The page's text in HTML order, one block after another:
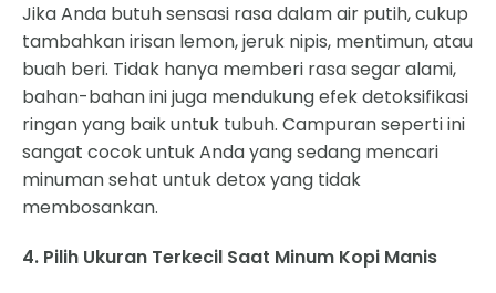
Jika Anda butuh sensasi rasa dalam air putih, cukup
tambahkan irisan lemon, jeruk nipis, mentimun, atau
buah beri. Tidak hanya memberi rasa segar alami,
bahan-bahan ini juga mendukung efek detoksifikasi
ringan yang baik untuk tubuh. Campuran seperti ini
sangat cocok untuk Anda yang sedang mencari
minuman sehat untuk detox yang tidak
membosankan.
4. Pilih Ukuran Terkecil Saat Minum Kopi Manis